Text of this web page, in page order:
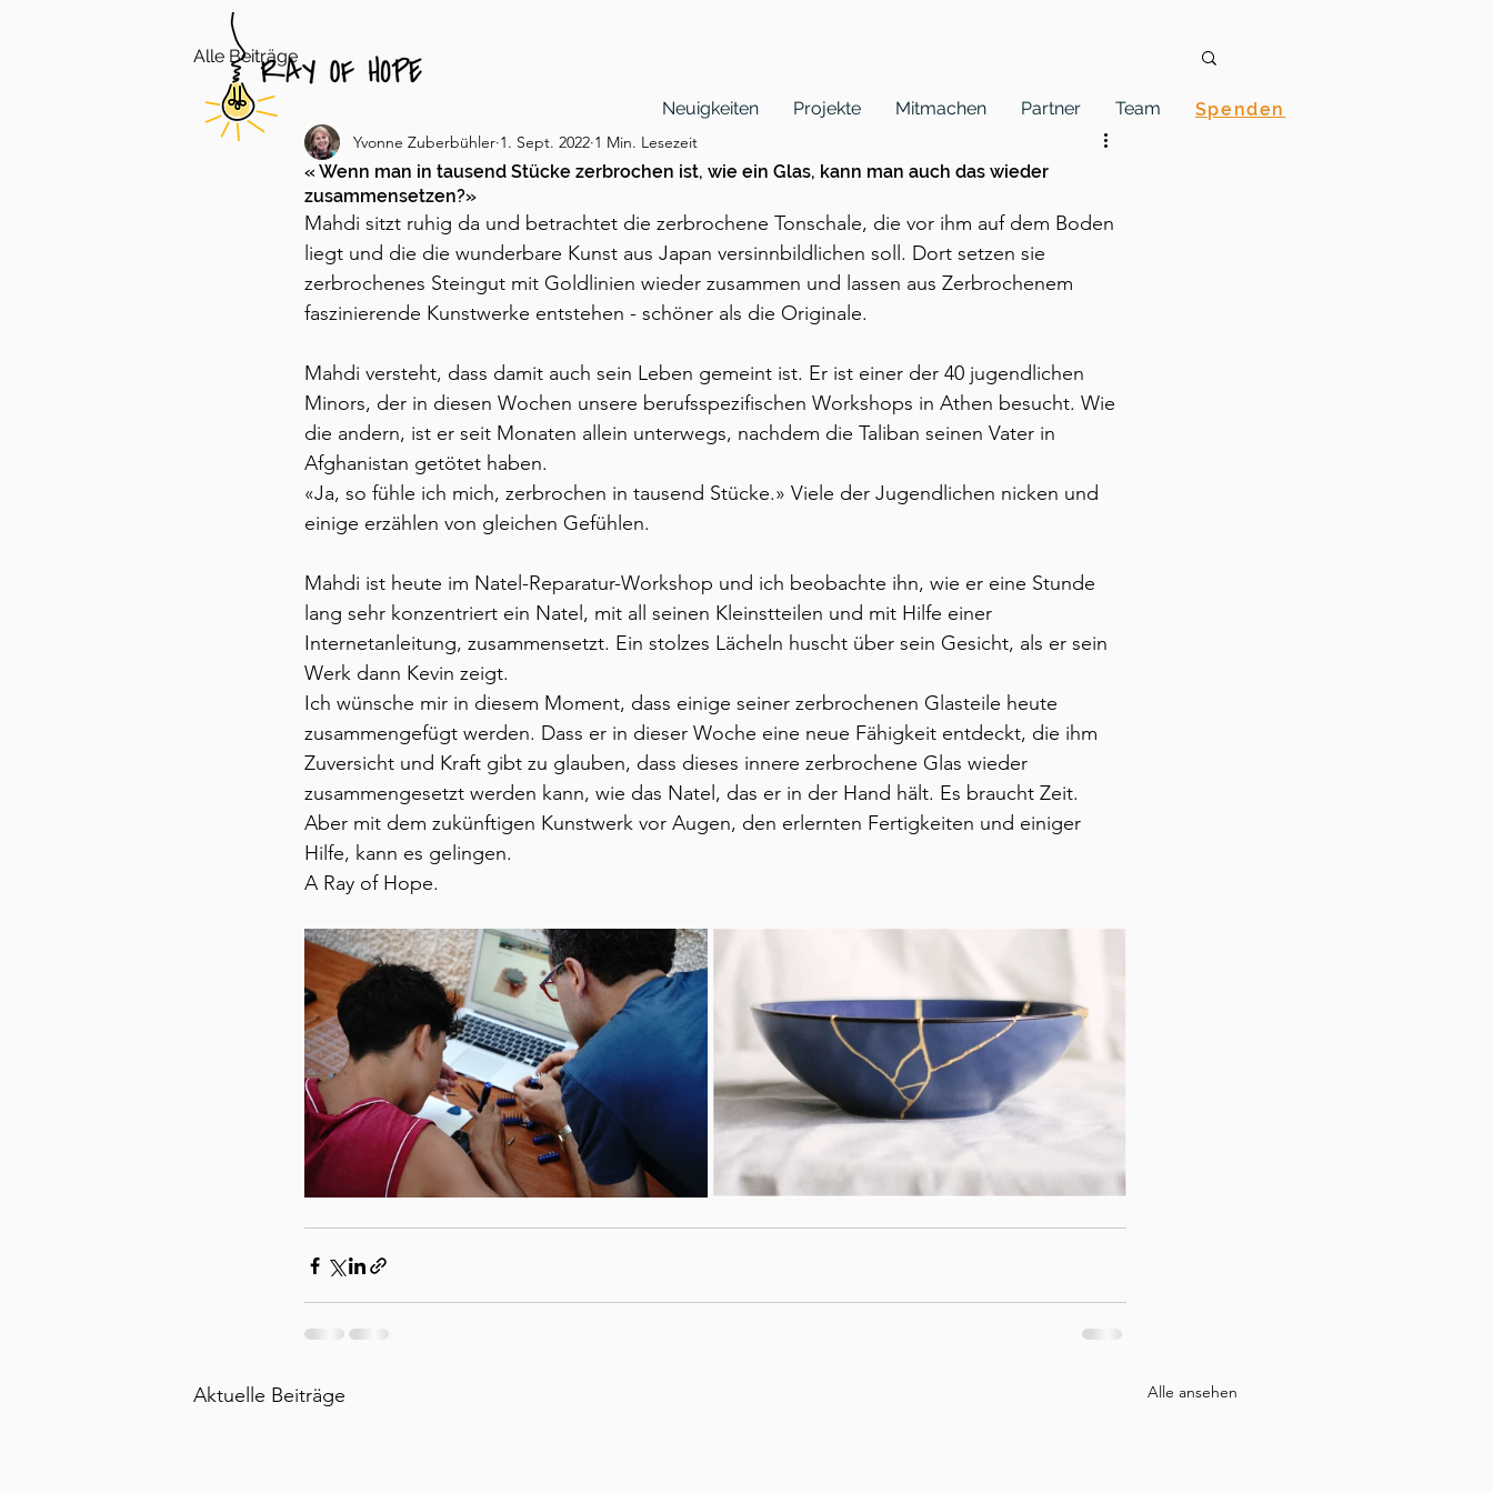
Neuigkeiten Projekte Mitmachen Partner Team Spenden
Alle Beiträge
« Wenn man in tausend Stücke zerbrochen ist, wie ein Glas, kann man auch das wieder
zusammensetzen?»
Yvonne Zuberbühler 1. Sept. 2022 1 Min. Lesezeit
Mahdi sitzt ruhig da und betrachtet die zerbrochene Tonschale, die vor ihm auf dem Boden
liegt und die die wunderbare Kunst aus Japan versinnbildlichen soll. Dort setzen sie
zerbrochenes Steingut mit Goldlinien wieder zusammen und lassen aus Zerbrochenem
faszinierende Kunstwerke entstehen - schöner als die Originale.
Mahdi versteht, dass damit auch sein Leben gemeint ist. Er ist einer der 40 jugendlichen
Minors, der in diesen Wochen unsere berufsspezifischen Workshops in Athen besucht. Wie
die andern, ist er seit Monaten allein unterwegs, nachdem die Taliban seinen Vater in
Afghanistan getötet haben.
«Ja, so fühle ich mich, zerbrochen in tausend Stücke.» Viele der Jugendlichen nicken und
einige erzählen von gleichen Gefühlen.
Mahdi ist heute im Natel-Reparatur-Workshop und ich beobachte ihn, wie er eine Stunde
lang sehr konzentriert ein Natel, mit all seinen Kleinstteilen und mit Hilfe einer
Internetanleitung, zusammensetzt. Ein stolzes Lächeln huscht über sein Gesicht, als er sein
Werk dann Kevin zeigt.
Ich wünsche mir in diesem Moment, dass einige seiner zerbrochenen Glasteile heute
zusammengefügt werden. Dass er in dieser Woche eine neue Fähigkeit entdeckt, die ihm
Zuversicht und Kraft gibt zu glauben, dass dieses innere zerbrochene Glas wieder
zusammengesetzt werden kann, wie das Natel, das er in der Hand hält. Es braucht Zeit.
Aber mit dem zukünftigen Kunstwerk vor Augen, den erlernten Fertigkeiten und einiger
Hilfe, kann es gelingen.
A Ray of Hope.
Aktuelle Beiträge Alle ansehen